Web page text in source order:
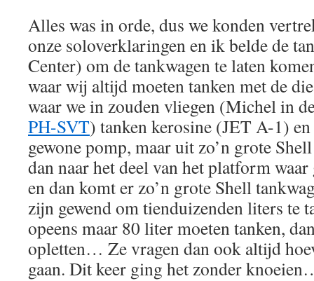
Alles was in orde, dus we konden
onze soloverklaringen en ik belde de
Center) om de tankwagen te laten
waar wij altijd moeten tanken met de
waar we in zouden vliegen (Michel in
PH-SVT) tanken kerosine (JET A-1)
gewone pomp, maar uit zo’n grote
dan naar het deel van het platform
en dan komt er zo’n grote Shell
zijn gewend om tienduizenden liters te
opeens maar 80 liter moeten tanken,
opletten… Ze vragen dan ook altijd
gaan. Dit keer ging het zonder